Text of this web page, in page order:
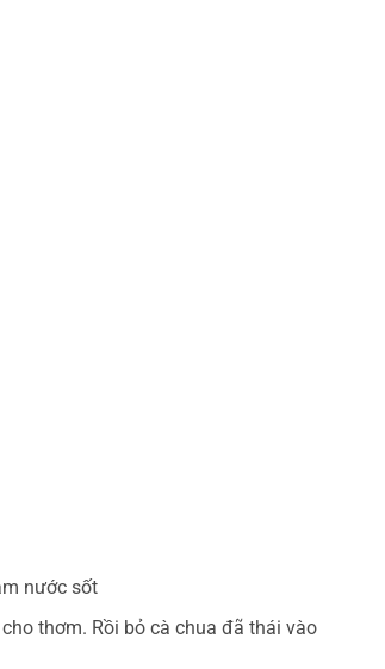
nước sốt
thơm. Rồi bỏ cà chua đã thái vào